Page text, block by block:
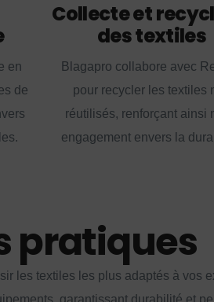
en
de
Collecte et
des textiles
Blagapro collabore avec
pour recycler les textiles
réutilisés, renforçant ainsi
engagement envers la
pratiques
les textiles les plus adaptés à vos